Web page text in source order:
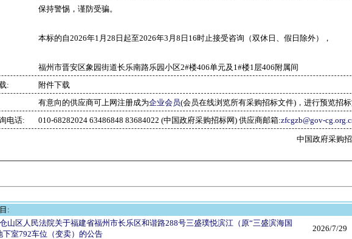
保持警惕，谨防受骗。
本标的自2026年1月28日起至2026年3月8日16时止接受咨询（双休日、假日除外），
福州市晋安区象园街道长乐南路乐园小区2#楼406单元及1#楼1层406附属间
:
附件下载
有意向的供应商可上网注册成为企业会员(会员在线浏览所有采购招标文件)，进行预览招标
电话:
010-68282024 63486848 83684022 (中国政府采购招标网) 供应商邮箱:zfcgzb@gov-
中国政府采购
:
山区人民法院关于福建省福州市长乐区和谐路288号三盛璞悦滨江（原“三盛滨海国
下室792车位（变卖）的公告
2026/7/29